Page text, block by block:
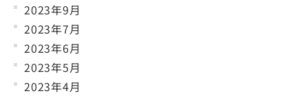
2023年9月
2023年7月
2023年6月
2023年5月
2023年4月